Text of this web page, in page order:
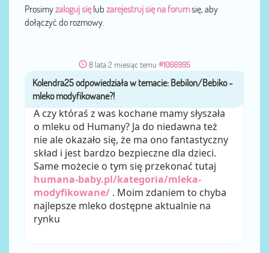
Prosimyzaloguj sięlub zarejestruj się na forumsię, aby
dołączyć do rozmowy.
8 lata 2 miesiąc temu #1066995
przezKolendra25
A czy któraś z was kochane mamy słyszała
o mleku od Humany? Ja do niedawna też
nie ale okazało się, że ma ono fantastyczny
skład i jest bardzo bezpieczne dla dzieci.
Same możecie o tym się przekonać tutaj
humana-baby.pl/kategoria/mleka-
modyfikowane/ . Moim zdaniem to chyba
najlepsze mleko dostępne aktualnie na
rynku